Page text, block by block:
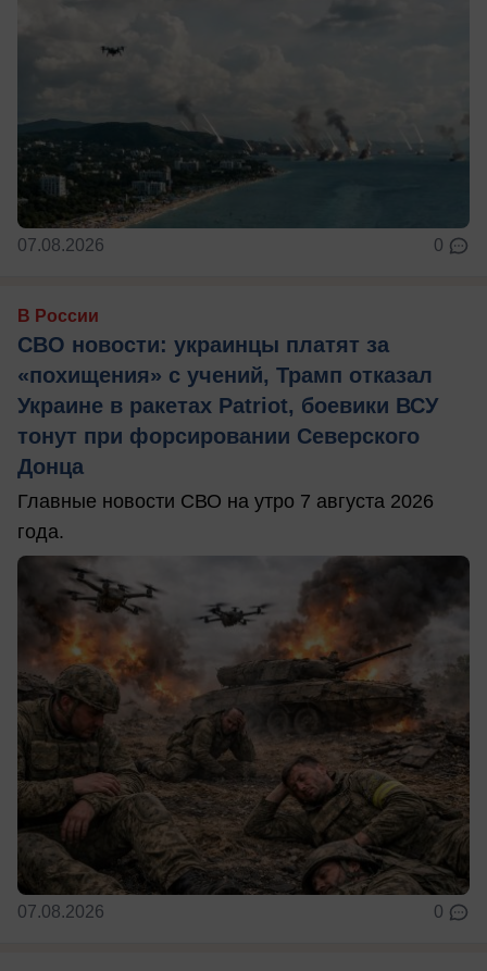
07.08.2026 0
В России
СВО новости: украинцы платят за
«похищения» с учений, Трамп отказал
Украине в ракетах Patriot, боевики ВСУ
тонут при форсировании Северского
Донца
Главные новости СВО на утро 7 августа 2026
года.
07.08.2026 0